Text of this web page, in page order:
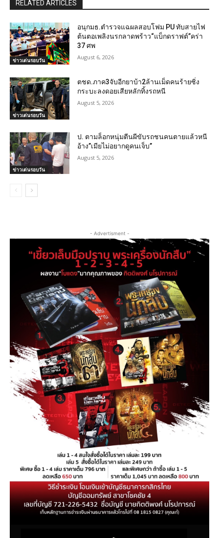
RELATED ARTICLES
ข่าวเด่นรอบวัน
อนุกมธ.ตำรวจแฉผลสอบโฟม PU ทับสายไฟ
ต้นตอเพลิงนรกลาดพร้าว“แบ็กดราฟต์”คร่า
37 ศพ
August 6, 2026
ข่าวเด่นรอบวัน
ตชด.ภาค3จับอีกยาบ้า2ล้านเม็ดคนร้ายซิ่ง
กระบะลงดอยเสียหลักทิ้งรถหนี
August 5, 2026
ข่าวเด่นรอบวัน
ป. ตามล็อกหนุ่มตีนผีขับรถชนคนตายแล้วหนี
อ้าง”เมียไม่อยากดูคนเจ็บ”
August 5, 2026
- Advertisment -